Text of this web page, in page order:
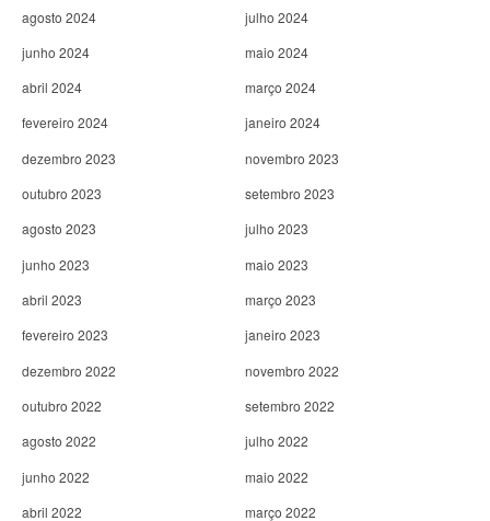
agosto 2024
julho 2024
junho 2024
maio 2024
abril 2024
março 2024
fevereiro 2024
janeiro 2024
dezembro 2023
novembro 2023
outubro 2023
setembro 2023
agosto 2023
julho 2023
junho 2023
maio 2023
abril 2023
março 2023
fevereiro 2023
janeiro 2023
dezembro 2022
novembro 2022
outubro 2022
setembro 2022
agosto 2022
julho 2022
junho 2022
maio 2022
abril 2022
março 2022